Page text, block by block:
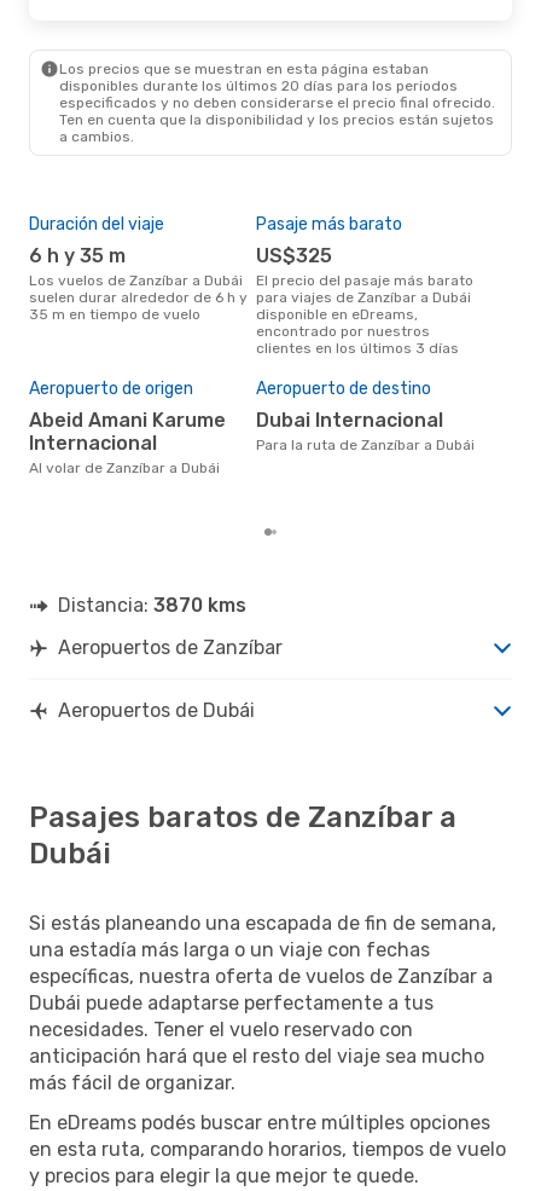
Los precios que se muestran en esta página estaban
disponibles durante los últimos 20 días para los periodos
especificados y no deben considerarse el precio final ofrecido.
Ten en cuenta que la disponibilidad y los precios están sujetos
a cambios.
Duración del viaje
6 h y 35 m
Los vuelos de Zanzíbar a Dubái
suelen durar alrededor de 6 h y
35 m en tiempo de vuelo
Pasaje más barato
US$325
El precio del pasaje más barato
para viajes de Zanzíbar a Dubái
disponible en eDreams,
encontrado por nuestros
clientes en los últimos 3 días
Aeropuerto de origen
Abeid Amani Karume
Internacional
Al volar de Zanzíbar a Dubái
Aeropuerto de destino
Dubai Internacional
Para la ruta de Zanzíbar a Dubái
Distancia: 3870 kms
Aeropuertos de Zanzíbar
Aeropuertos de Dubái
Pasajes baratos de Zanzíbar a
Dubái
Si estás planeando una escapada de fin de semana,
una estadía más larga o un viaje con fechas
específicas, nuestra oferta de vuelos de Zanzíbar a
Dubái puede adaptarse perfectamente a tus
necesidades. Tener el vuelo reservado con
anticipación hará que el resto del viaje sea mucho
más fácil de organizar.
En eDreams podés buscar entre múltiples opciones
en esta ruta, comparando horarios, tiempos de vuelo
y precios para elegir la que mejor te quede.